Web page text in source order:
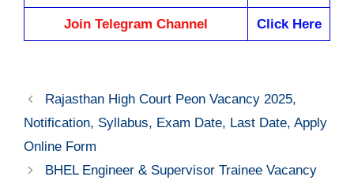
Join Telegram Channel Click Here
Rajasthan High Court Peon Vacancy 2025,
Notification, Syllabus, Exam Date, Last Date, Apply
Online Form
BHEL Engineer & Supervisor Trainee Vacancy